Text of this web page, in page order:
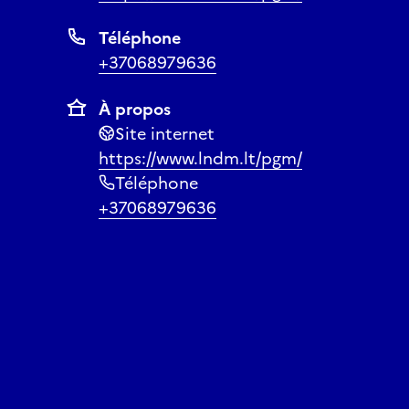
Téléphone
+37068979636
À propos
Site internet
https://www.lndm.lt/pgm/
Téléphone
+37068979636